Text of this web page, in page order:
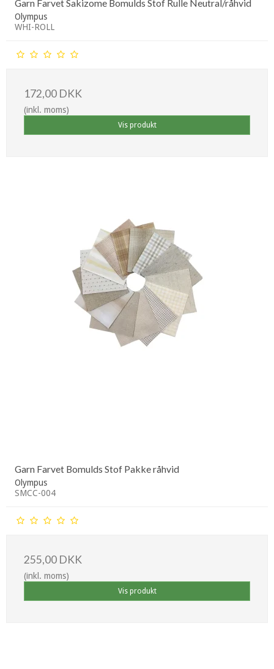
Garn Farvet Sakizome Bomulds Stof Rulle Neutral/råhvid
Olympus
WHI-ROLL
172,00 DKK
(inkl. moms)
Vis produkt
Garn Farvet Bomulds Stof Pakke råhvid
Olympus
SMCC-004
255,00 DKK
(inkl. moms)
Vis produkt